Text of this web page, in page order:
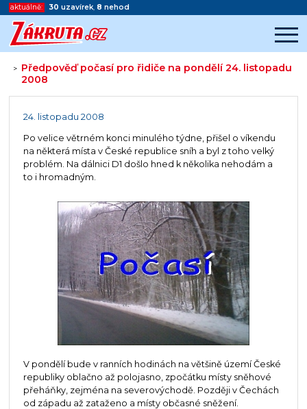
aktuálně: 30 uzavírek, 8 nehod
> Předpověď počasí pro řidiče na pondělí 24. listopadu
2008
Začátek reklamy
24. listopadu 2008
Po velice větrném konci minulého týdne, přišel o víkendu
na některá místa v České republice sníh a byl z toho velký
problém. Na dálnici D1 došlo hned k několika nehodám a
to i hromadným.
V pondělí bude v ranních hodinách na většině území České
republiky oblačno až polojasno, zpočátku místy sněhové
přeháňky, zejména na severovýchodě. Později v Čechách
od západu až zataženo a místy občasné sněžení.